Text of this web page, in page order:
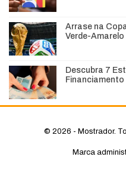
Arrase na
Verde-Amarelo
Descubra 7
© 2026 - Mostrador.
Marca